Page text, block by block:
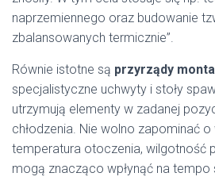
naprzemiennego oraz budowanie
zbalansowanych termicznie”.
Równie istotne są przyrządy
specjalistyczne uchwyty i stoły
utrzymują elementy w zadanej
chłodzenia. Nie wolno zapominać
temperatura otoczenia, wilgotność
mogą znacząco wpłynąć na tempo